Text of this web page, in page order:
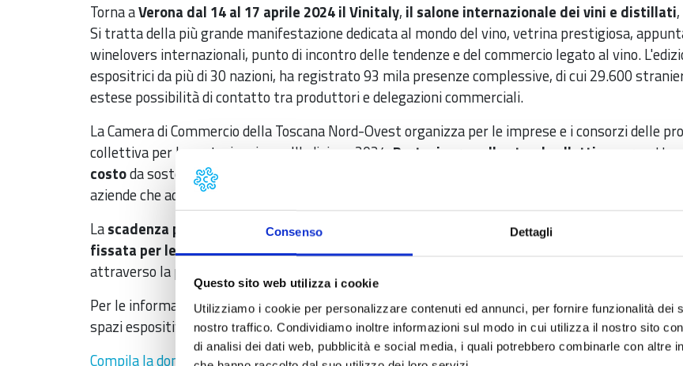
Consenso Dettagli
Questo sito web utilizza i cookie
Utilizziamo i cookie per personalizzare contenuti ed annunci, per fornire funzionalità dei
nostro traffico. Condividiamo inoltre informazioni sul modo in cui utilizza il nostro sito
di analisi dei dati web, pubblicità e social media, i quali potrebbero combinarle con altre
Torna aVerona dal 14 al 17 aprile 2024 il Vinitaly, il salone internazionale dei vini e distillati
Si tratta della più grande manifestazione dedicata al mondo del vino, vetrina prestigiosa,
winelovers internazionali, punto di incontro delle tendenze e del commercio legato al vino.
espositrici da più di 30 nazioni, ha registrato 93 mila presenze complessive, di cui 29.600
estese possibilità di contatto tra produttori e delegazioni commerciali.
La Camera di Commercio della Toscana Nord-Ovest organizza per le imprese e i consorzi delle
collettiva per la partecipazione all'edizione 2024. Partecipare nello stand collettivo permette
costoda sostenere per lo spazio e l'allestimento. Le quote di partecipazione oscillano da un
aziende che aderiscono alla collettiva.
Lascadenza per far pervenire la domanda di adesione , esclusivamente alla PEC della
fissata per le ore 12 del15 novembre 2023.Alla domanda deve essere allegata copia del
attraverso la piattaforma PagoPA denominata SIPA.
Per le informazioni di dettaglio si invita a prendere visione della circolare in cui sono
spazi espositivi.
Compila la domanda di partecipazione a Vinitaly 2024